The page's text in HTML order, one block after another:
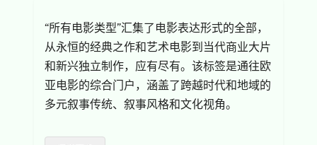
“所有电影类型”汇集了电影表达形式的全部，
从永恒的经典之作和艺术电影到当代商业大片
和新兴独立制作，应有尽有。该标签是通往欧
亚电影的综合门户，涵盖了跨越时代和地域的
多元叙事传统、叙事风格和文化视角。